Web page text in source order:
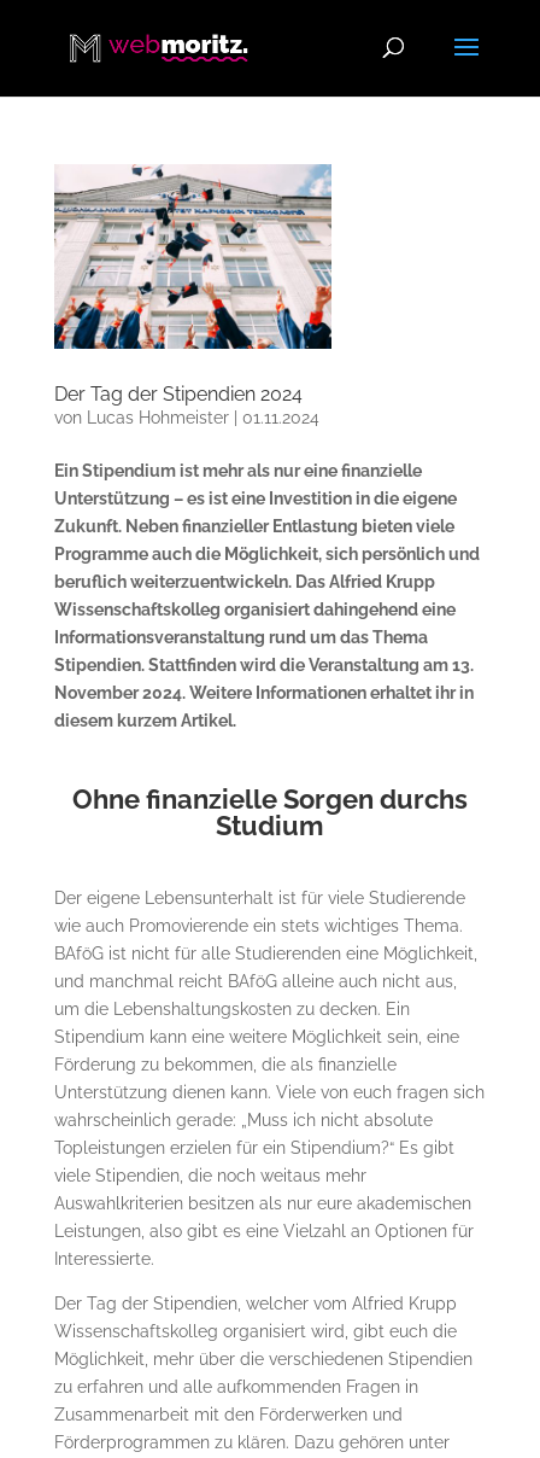
Der Tag der Stipendien 2024
von Lucas Hohmeister| 01.11.2024
Ein Stipendium ist mehr als nur eine finanzielle
Unterstützung – es ist eine Investition in die eigene
Zukunft. Neben finanzieller Entlastung bieten viele
Programme auch die Möglichkeit, sich persönlich und
beruflich weiterzuentwickeln. Das Alfried Krupp
Wissenschaftskolleg organisiert dahingehend eine
Informationsveranstaltung rund um das Thema
Stipendien. Stattfinden wird die Veranstaltung am 13.
November 2024. Weitere Informationen erhaltet ihr in
diesem kurzem Artikel.
Ohne finanzielle Sorgen durchs
Studium
Der eigene Lebensunterhalt ist für viele Studierende
wie auch Promovierende ein stets wichtiges Thema.
BAföG ist nicht für alle Studierenden eine Möglichkeit,
und manchmal reicht BAföG alleine auch nicht aus,
um die Lebenshaltungskosten zu decken. Ein
Stipendium kann eine weitere Möglichkeit sein, eine
Förderung zu bekommen, die als finanzielle
Unterstützung dienen kann. Viele von euch fragen sich
wahrscheinlich gerade: „Muss ich nicht absolute
Topleistungen erzielen für ein Stipendium?“ Es gibt
viele Stipendien, die noch weitaus mehr
Auswahlkriterien besitzen als nur eure akademischen
Leistungen, also gibt es eine Vielzahl an Optionen für
Interessierte.
Der Tag der Stipendien, welcher vom Alfried Krupp
Wissenschaftskolleg organisiert wird, gibt euch die
Möglichkeit, mehr über die verschiedenen Stipendien
zu erfahren und alle aufkommenden Fragen in
Zusammenarbeit mit den Förderwerken und
Förderprogrammen zu klären. Dazu gehören unter